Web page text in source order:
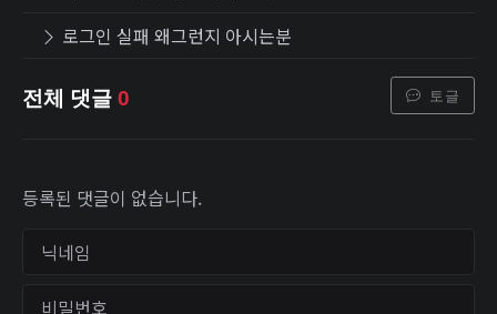
로그인 실패 왜그런지 아시는분
전체 댓글 0 토글
등록된 댓글이 없습니다.
닉네임
비밀번호